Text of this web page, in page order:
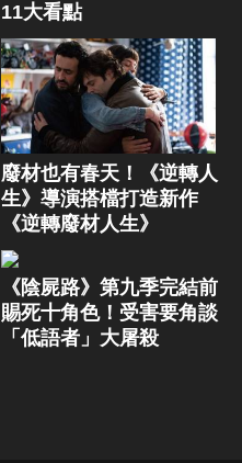
11大看點
廢材也有春天！《逆轉人
生》導演搭檔打造新作
《逆轉廢材人生》
《陰屍路》第九季完結前
賜死十角色！受害要角談
「低語者」大屠殺